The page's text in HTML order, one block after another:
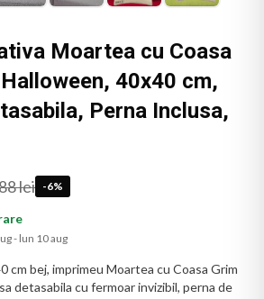
Moartea cu Coasa
40x40 cm,
Perna Inclusa,
lei -6%
- lun 10 aug
cm bej, imprimeu Moartea cu Coasa Grim
detasabila cu fermoar invizibil, perna de